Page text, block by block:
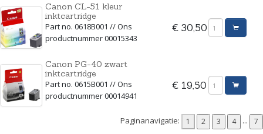
Canon CL-51 kleur
inktcartridge
Part no. 0618B001 // Ons
productnummer 00015343
€ 30,50
Canon PG-40 zwart
inktcartridge
Part no. 0615B001 // Ons
productnummer 00014941
€ 19,50
Paginanavigatie: ...